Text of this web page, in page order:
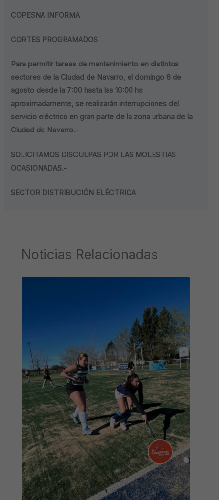
COPESNA INFORMA
CORTES PROGRAMADOS
Para permitir tareas de mantenimiento en distintos
sectores de la Ciudad de Navarro, el domingo 6 de
agosto desde la 7:00 hasta las 10:00 hs
aproximadamente, se realizarán interrupciones del
servicio eléctrico en gran parte de la zona urbana de la
Ciudad de Navarro.-
SOLICITAMOS DISCULPAS POR LAS MOLESTIAS
OCASIONADAS.-
SECTOR DISTRIBUCIÓN ELÉCTRICA
Noticias Relacionadas